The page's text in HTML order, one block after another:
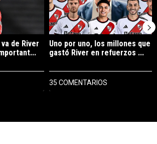
de River
Uno por uno, los millones que
gastó River en refuerzos ...
35 COMENTARIOS